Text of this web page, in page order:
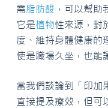
需脂肪酸 ，可以幫助
它是植物性來源，對
度、維持身體健康的
使是職場久坐，也能
當我們談論到「印加
直接提及療效，但可